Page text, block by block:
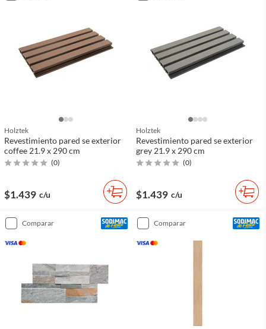
Holztek
Revestimiento pared se exterior
coffee 21.9 x 290 cm
(0)
$1.439 c/u
Holztek
Revestimiento pared se exterior
grey 21.9 x 290 cm
(0)
$1.439 c/u
comparar comparar